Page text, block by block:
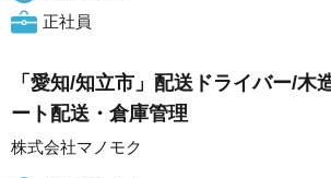
正社員
「愛知/知立市」配送ドライバー/木
ート配送・倉庫管理
株式会社マノモク